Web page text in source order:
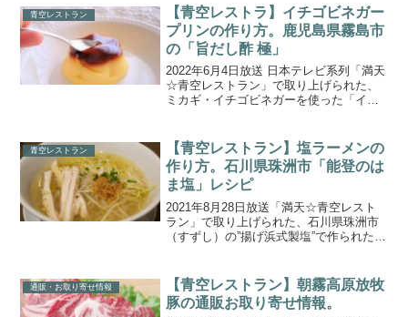
ーモン！富士の介を使った「豆乳鍋」」
の作り方をご紹介...
青空レストラン
【青空レストラ】イチゴビネガー
プリンの作り方。鹿児島県霧島市
の「旨だし酢 極」
2022年6月4日放送 日本テレビ系列「満天
☆青空レストラン」で取り上げられた、
ミカギ・イチゴビネガーを使った「イチ
『旨だし酢 極』です。福山町伝統の甕壺
露天醸造法(か...
青空レストラン
【青空レストラン】塩ラーメンの
作り方。石川県珠洲市「能登のは
ま塩」レシピ
2021年8月28日放送「満天☆青空レスト
ラン」で取り上げられた、石川県珠洲市
（すずし）の”揚げ浜式製塩”で作られた能
は、石川県珠洲市の「お塩」。石川県珠
洲市はリアス式...
通販・お取り寄せ情報
【青空レストラン】朝霧高原放牧
豚の通販お取り寄せ情報。